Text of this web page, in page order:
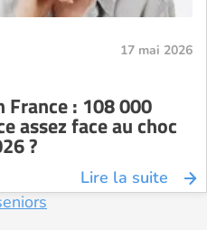
17 mai 2026
France : 108 000
assez face au choc
?
Lire la suite